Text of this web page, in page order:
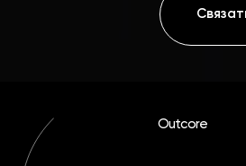
Outcore